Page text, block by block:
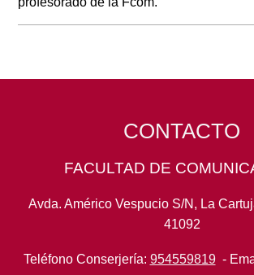
CONTACTO
FACULTAD DE
Avda. Américo Vespucio S/N, La
41092
Teléfono Conserjería: 954559819-